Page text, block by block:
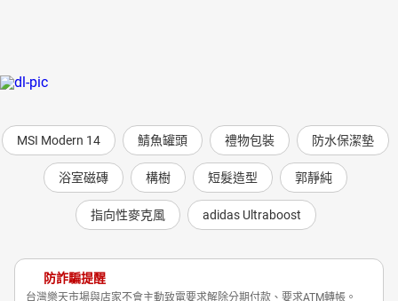
MSI Modern 14 鯖魚罐頭 禮物包裝 防水保潔墊
浴室磁磚 構樹 短髮造型 郭靜純
指向性麥克風 adidas Ultraboost
防詐騙提醒
台灣樂天市場與店家不會主動致電要求解除分期付款、要求ATM轉帳。